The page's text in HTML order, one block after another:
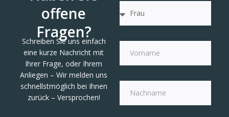
offene
Fragen?
Schreiben Sie uns einfach
eine kurze Nachricht mit
Ihrer Frage, oder Ihrem
Anliegen – Wir melden uns
schnellstmöglich bei Ihnen
zurück – Versprochen!